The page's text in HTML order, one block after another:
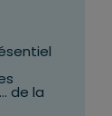
de la